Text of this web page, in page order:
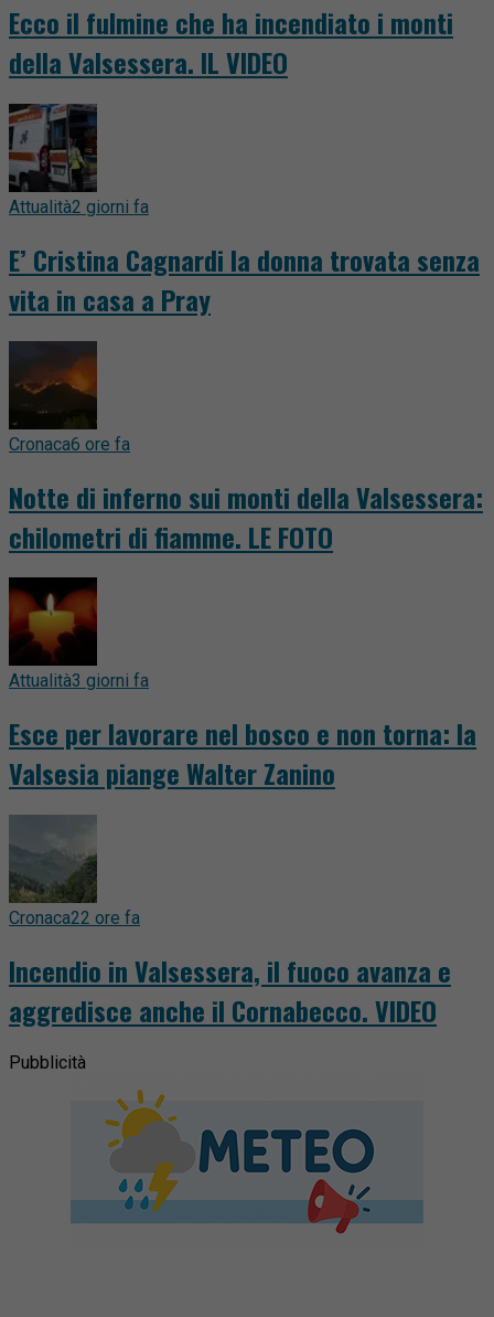
Ecco il fulmine che ha incendiato i monti
della Valsessera. IL VIDEO
Attualità2 giorni fa
E’ Cristina Cagnardi la donna trovata senza
vita in casa a Pray
Cronaca6 ore fa
Notte di inferno sui monti della Valsessera:
chilometri di fiamme. LE FOTO
Attualità3 giorni fa
Esce per lavorare nel bosco e non torna: la
Valsesia piange Walter Zanino
Cronaca22 ore fa
Incendio in Valsessera, il fuoco avanza e
aggredisce anche il Cornabecco. VIDEO
Pubblicità